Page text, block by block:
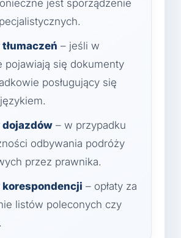
jest sporządzenie
– jeśli w
pojawiają się dokumenty
posługujący się
dojazdów – w przypadku
odbywania podróży
przez prawnika.
korespondencji – opłaty za
listów poleconych czy